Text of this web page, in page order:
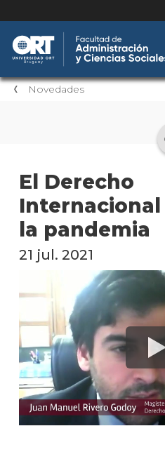
Novedades
El Derecho
la pandemia
21 jul. 2021